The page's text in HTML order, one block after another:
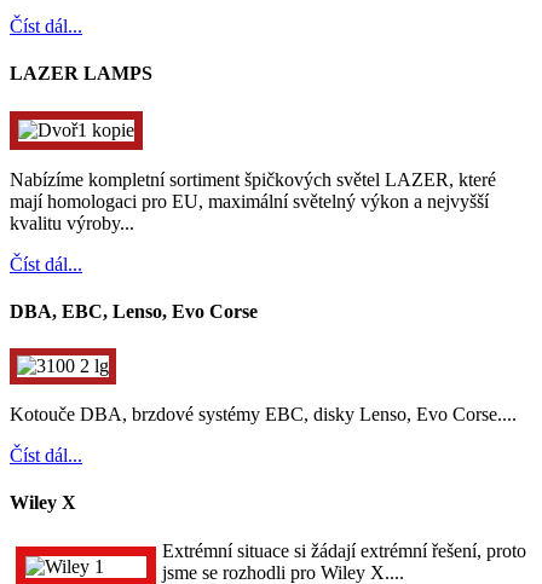
Číst dál...
LAZER LAMPS
Nabízíme kompletní sortiment špičkových světel LAZER, které
mají homologaci pro EU, maximální světelný výkon a nejvyšší
kvalitu výroby...
Číst dál...
DBA, EBC, Lenso, Evo Corse
Kotouče DBA, brzdové systémy EBC, disky Lenso, Evo Corse....
Číst dál...
Wiley X
Extrémní situace si žádají extrémní řešení, proto
jsme se rozhodli pro Wiley X....